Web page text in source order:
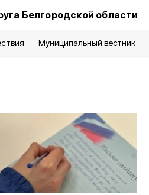
Белгородской области
Муниципальный вестник